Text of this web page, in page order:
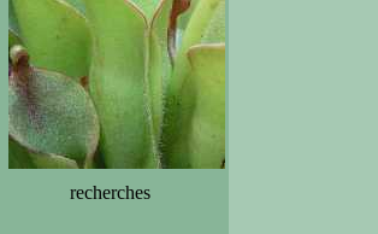
recherches